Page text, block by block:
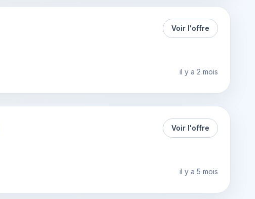
Voir l'offre
il y a 2 mois
Voir l'offre
il y a 5 mois